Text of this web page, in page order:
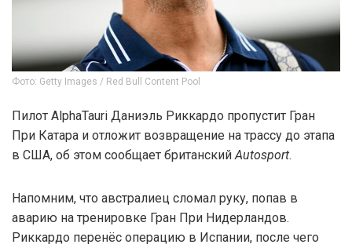
Фото: Getty Images / Red Bull Content Pool
Пилот AlphaTauri Даниэль Риккардо пропустит Гран
При Катара и отложит возвращение на трассу до этапа
в США, об этом сообщает британский Autosport.
Напомним, что австралиец сломал руку, попав в
аварию на тренировке Гран При Нидерландов.
Риккардо перенёс операцию в Испании, после чего